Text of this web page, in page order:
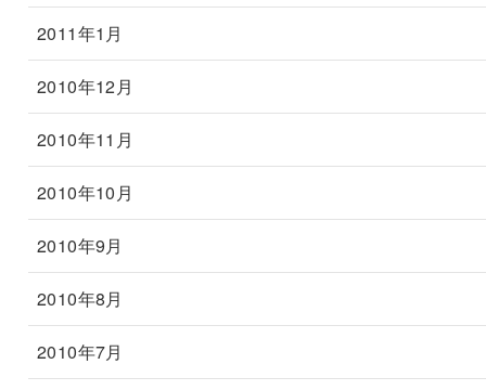
2011年1月
2010年12月
2010年11月
2010年10月
2010年9月
2010年8月
2010年7月